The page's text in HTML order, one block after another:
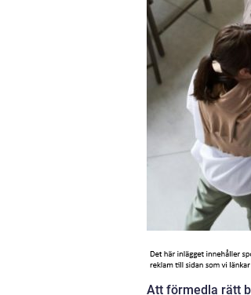
Att förmedla rätt